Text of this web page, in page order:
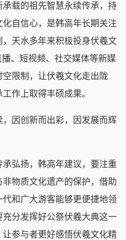
载的祖先智慧永续传承，持
自信心，是韩高年长期关注
天水多年来积极投身伏羲文
、短视频、社交媒体等新媒
限制，让伏羲文化走出陇
作上取得丰硕成果。
因创新而出彩，因发展而辉
弘扬，韩高年建议，要注重
物质文化遗产的保护，借助
和广大游客能够更便捷地领
分发挥好公祭伏羲大典这一
参与者更好感悟伏羲文化精